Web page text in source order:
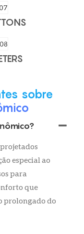
sobre
especial ao
para
que
prolongado do